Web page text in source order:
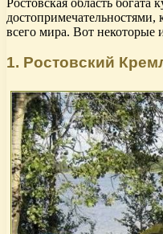
достопримечательностями,
всего мира. Вот некоторые
1. Ростовский